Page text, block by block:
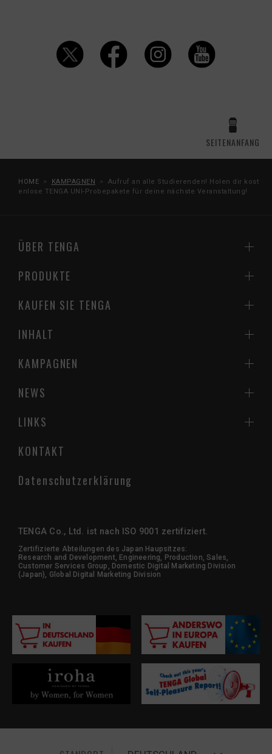
SEITENANFANG
HOME KAMPAGNEN
Aufruf an alle Studierenden! Holen dir kost
enlose TENGA UNI-Probepakete für deine nächste Veranstaltung!
ÜBER TENGA
PRODUKTE
KAUFEN SIE TENGA
INHALT
NEWS
KONTAKT
Datenschutzerklärung
KAMPAGNEN
LINKS
TENGA Co., Ltd. ist nach ISO 9001 zertifiziert.
Zertifizierte Abteilungen des Japan Haupsitzes:
Research and Development, Engineering, Production, Sales,
Customer Services Group, Domestic Digital Marketing Division
(Japan), Global Digital Marketing Division